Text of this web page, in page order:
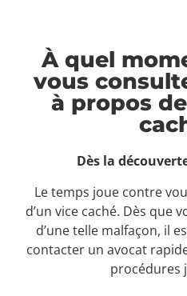
À quel
vous
à propos
Dès la
Le temps joue contre
d’un vice caché. Dès que
d’une telle malfaçon, il
contacter un avocat
procédures